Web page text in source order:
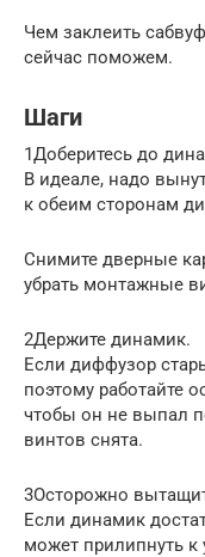
Чем заклеить
сейчас поможем.
Шаги
1Доберитесь до
В идеале, надо
к обеим сторонам
Снимите дверные
убрать монтажные
2Держите динамик.
Если диффузор
поэтому работайте
чтобы он не выпал
винтов снята.
3Осторожно
Если динамик
может прилипнуть к